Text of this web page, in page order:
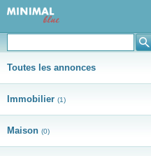
Toutes les annonces
Immobilier (1)
Maison (0)